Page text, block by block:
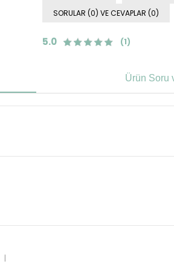
SORULAR (0) VE CEVAPLAR (0)
5.0 (1)
Ürün Soru
|